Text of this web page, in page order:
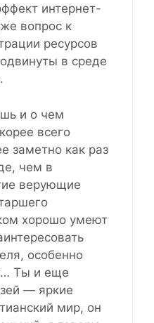
интернет-
вопрос к
ресурсов
в среде
и о чем
всего
заметно как раз
чем в
верующие
хорошо умеют
особенно
Ты и еще
— яркие
мир, он